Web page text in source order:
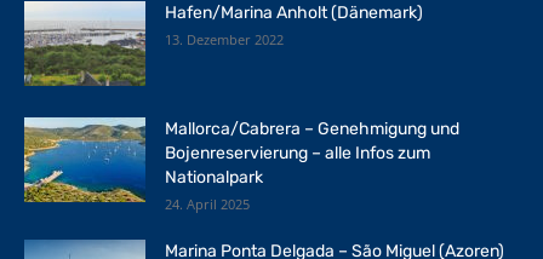
Hafen/Marina Anholt (Dänemark)
13. Dezember 2022
Mallorca/Cabrera – Genehmigung und
Bojenreservierung – alle Infos zum
Nationalpark
24. April 2025
Marina Ponta Delgada – São Miguel (Azoren)